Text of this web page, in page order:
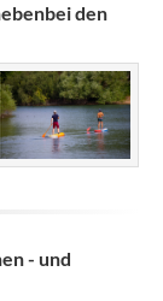
den
- und